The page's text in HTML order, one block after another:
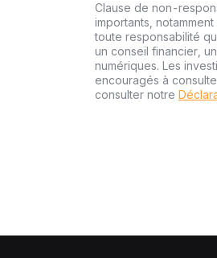
Clause de non-
importants,
toute responsabilité
un conseil financier,
numériques. Les
encouragés à
consulter notre